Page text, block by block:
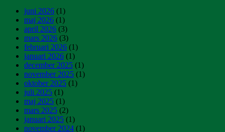
juni 2026 (1)
maj 2026 (1)
april 2026 (3)
mars 2026 (3)
februari 2026 (1)
januari 2026 (1)
december 2025 (1)
november 2025 (1)
oktober 2025 (1)
juli 2025 (1)
maj 2025 (1)
mars 2025 (2)
januari 2025 (1)
november 2024 (1)